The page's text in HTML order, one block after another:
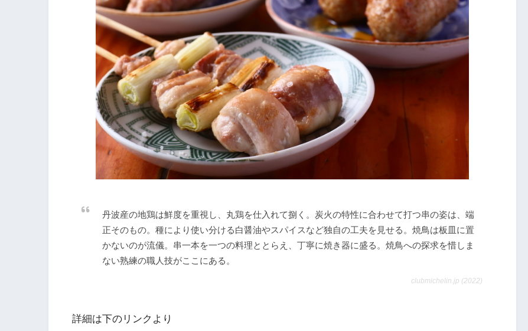
丹波産の地鶏は鮮度を重視し、丸鶏を仕入れて捌く。炭火の特性に合わせて打つ串の姿は、端
正そのもの。種により使い分ける白醤油やスパイスなど独自の工夫を見せる。焼鳥は板皿に置
かないのが流儀。串一本を一つの料理ととらえ、丁寧に焼き器に盛る。焼鳥への探求を惜しま
ない熟練の職人技がここにある。
clubmichelin.jp (2022)
詳細は下のリンクより